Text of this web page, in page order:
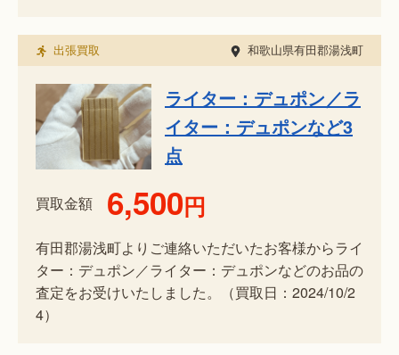
出張買取 和歌山県有田郡湯浅町
ライター：デュポン／ラ
イター：デュポンなど3
点
買取金額 6,500円
有田郡湯浅町よりご連絡いただいたお客様からライ
ター：デュポン／ライター：デュポンなどのお品の
査定をお受けいたしました。（買取日：2024/10/2
4）